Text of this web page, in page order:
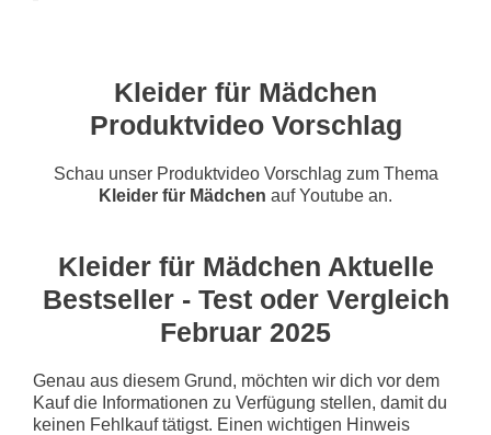
Kleider für Mädchen
Produktvideo Vorschlag
Schau unser Produktvideo Vorschlag zum Thema
Kleider für Mädchen auf Youtube an.
Kleider für Mädchen Aktuelle
Bestseller - Test oder Vergleich
Februar 2025
Genau aus diesem Grund, möchten wir dich vor dem
Kauf die Informationen zu Verfügung stellen, damit du
keinen Fehlkauf tätigst. Einen wichtigen Hinweis